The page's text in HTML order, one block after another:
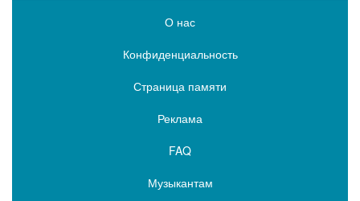
О нас
Конфиденциальность
Страница памяти
Реклама
FAQ
Музыкантам